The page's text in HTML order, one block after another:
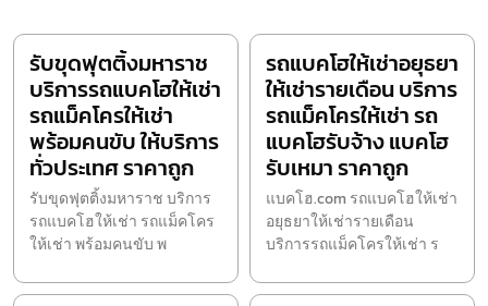
รับขุดฟุตติ้งมหาราช
บริการรถแบคโฮให้เช่า
รถแม็คโครให้เช่า
พร้อมคนขับ ให้บริการ
ทั่วประเทศ ราคาถูก
รับขุดฟุตติ้งมหาราช บริการ
รถแบคโฮให้เช่า รถแม็คโคร
ให้เช่า พร้อมคนขับ พ
รถแบคโฮให้เช่าอยุธยา
ให้เช่ารายเดือน บริการ
รถแม็คโครให้เช่า รถ
แบคโฮรับจ้าง แบคโฮ
รับเหมา ราคาถูก
แบคโฮ.com รถแบคโฮให้เช่า
อยุธยาให้เช่ารายเดือน
บริการรถแม็คโครให้เช่า ร